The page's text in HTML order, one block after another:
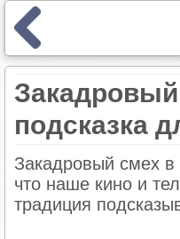
подсказка
Закадровый смех в
что наше кино и
традиция